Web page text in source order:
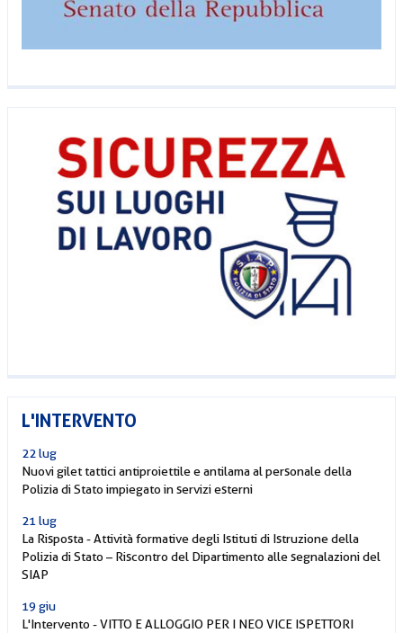
L'INTERVENTO
22 lug
Nuovi gilet tattici antiproiettile e antilama al personale della
Polizia di Stato impiegato in servizi esterni
21 lug
La Risposta - Attività formative degli Istituti di Istruzione della
Polizia di Stato – Riscontro del Dipartimento alle segnalazioni del
SIAP
19 giu
L'Intervento - VITTO E ALLOGGIO PER I NEO VICE ISPETTORI